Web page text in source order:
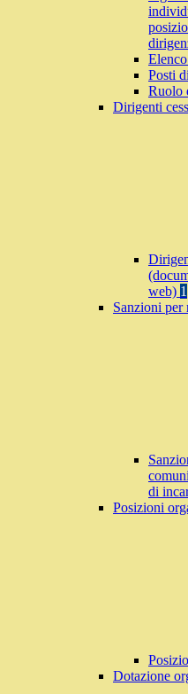
Posti
Ruolo
Dirigenti
web) 1
Sanzioni per
di
Posizioni
Dotazione